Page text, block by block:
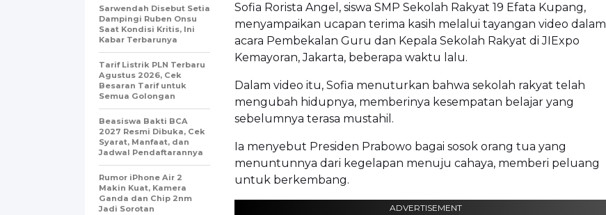
Sofia Rorista Angel, siswa SMP Sekolah Rakyat 19 Efata Kupang,
menyampaikan ucapan terima kasih melalui tayangan video dalam
acara Pembekalan Guru dan Kepala Sekolah Rakyat di JIExpo
Kemayoran, Jakarta, beberapa waktu lalu.
Dalam video itu, Sofia menuturkan bahwa sekolah rakyat telah
mengubah hidupnya, memberinya kesempatan belajar yang
sebelumnya terasa mustahil.
Ia menyebut Presiden Prabowo bagai sosok orang tua yang
menuntunnya dari kegelapan menuju cahaya, memberi peluang
untuk berkembang.
ADVERTISEMENT
Sarwendah Disebut Setia
Dampingi Ruben Onsu
Saat Kondisi Kritis, Ini
Kabar Terbarunya
Tarif Listrik PLN Terbaru
Agustus 2026, Cek
Besaran Tarif untuk
Semua Golongan
Beasiswa Bakti BCA
2027 Resmi Dibuka, Cek
Syarat, Manfaat, dan
Jadwal Pendaftarannya
Rumor iPhone Air 2
Makin Kuat, Kamera
Ganda dan Chip 2nm
Jadi Sorotan